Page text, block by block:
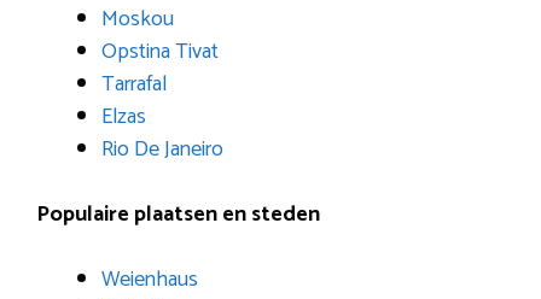
Moskou
Opstina Tivat
Tarrafal
Elzas
Rio De Janeiro
Populaire plaatsen en steden
Weienhaus